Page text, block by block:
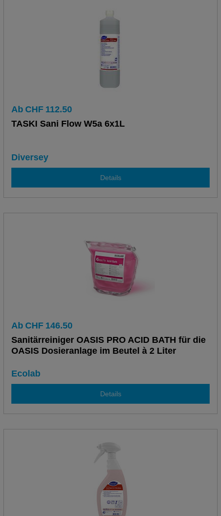
Ab CHF 112.50
TASKI Sani Flow W5a 6x1L
Diversey
Details
Ab CHF 146.50
Sanitärreiniger OASIS PRO ACID BATH für die
OASIS Dosieranlage im Beutel à 2 Liter
Ecolab
Details